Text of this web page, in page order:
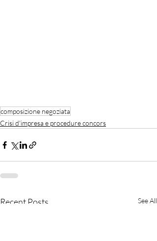
composizione negoziata
Crisi d'impresa e procedure concors
Recent Posts See All